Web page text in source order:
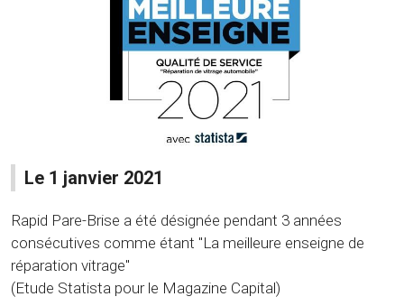
Le 1 janvier 2021
Rapid Pare-Brise a été désignée pendant 3 années
consécutives comme étant "La meilleure enseigne de
réparation vitrage"
(Etude Statista pour le Magazine Capital)